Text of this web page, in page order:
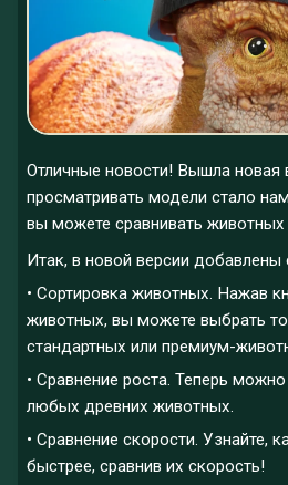
Отличные новости! Вышла новая
просматривать модели стало
вы можете сравнивать
Итак, в новой версии
• Сортировка животных. Нажав
животных, вы можете выбрать
стандартных или премиум-
• Сравнение роста. Теперь
любых древних животных.
• Сравнение скорости. Узнайте,
быстрее, сравнив их скорость!